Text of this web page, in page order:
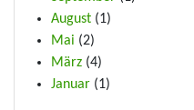
August (1)
Mai (2)
März (4)
Januar (1)